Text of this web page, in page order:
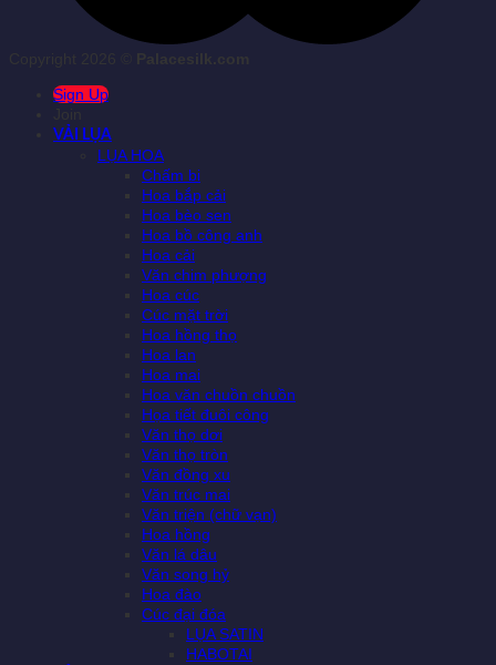
Sign Up
VẢI LỤA
LỤA HOA
Chấm bi
Hoa bắp cải
Hoa bèo sen
Hoa bồ công anh
Hoa cải
Văn chim phượng
Hoa cúc
Cúc mặt trời
Hoa hồng thọ
Hoa lan
Hoa mai
Hoa văn chuồn chuồn
Họa tiết đuôi công
Văn thọ dơi
Văn thọ tròn
Văn đồng xu
Văn trúc mai
Văn triện (chữ vạn)
Hoa hồng
Văn lá dâu
Văn song hỷ
Hoa đào
Cúc đại đóa
LỤA SATIN
HABOTAI